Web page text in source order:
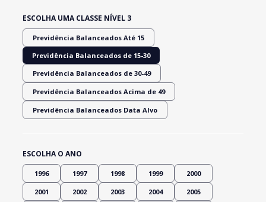
ESCOLHA UMA CLASSE NÍVEL 3
Previdência Balanceados Até 15
Previdência Balanceados de 15-30
Previdência Balanceados de 30-49
Previdência Balanceados Acima de 49
Previdência Balanceados Data Alvo
ESCOLHA O ANO
1996 1997 1998 1999 2000
2001 2002 2003 2004 2005